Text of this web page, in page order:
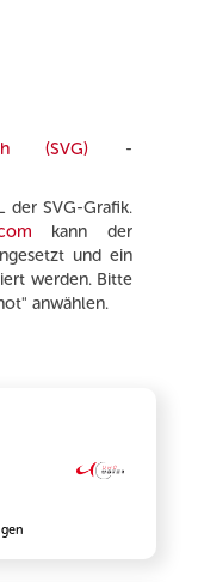
(SVG) -
der SVG-Grafik.
kann der
und ein
werden. Bitte
anwählen.